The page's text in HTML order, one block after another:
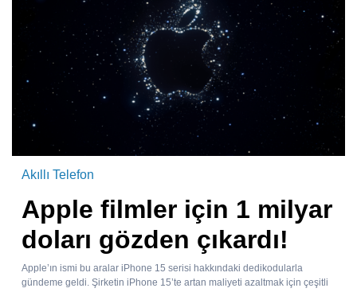
Akıllı Telefon
Apple filmler için 1 milyar
doları gözden çıkardı!
Apple’ın ismi bu aralar iPhone 15 serisi hakkındaki dedikodularla
gündeme geldi. Şirketin iPhone 15’te artan maliyeti azaltmak için çeşitli